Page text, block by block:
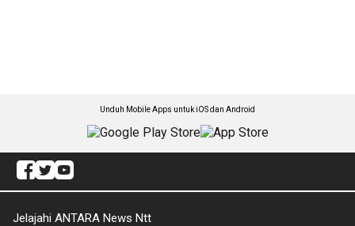
Unduh Mobile Apps untuk iOS dan Android
Jelajahi ANTARA News Ntt